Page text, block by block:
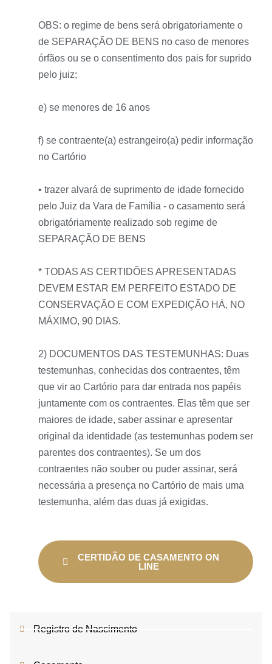
Registro de Nascimento
OBS: o regime de bens será obrigatoriamente o
de SEPARAÇÃO DE BENS no caso de menores
órfãos ou se o consentimento dos pais for suprido
pelo juiz;
e) se menores de 16 anos
f) se contraente(a) estrangeiro(a) pedir informação
no Cartório
• trazer alvará de suprimento de idade fornecido
pelo Juiz da Vara de Família - o casamento será
obrigatóriamente realizado sob regime de
SEPARAÇÃO DE BENS
* TODAS AS CERTIDÕES APRESENTADAS
DEVEM ESTAR EM PERFEITO ESTADO DE
CONSERVAÇÃO E COM EXPEDIÇÃO HÁ, NO
MÁXIMO, 90 DIAS.
2) DOCUMENTOS DAS TESTEMUNHAS: Duas
testemunhas, conhecidas dos contraentes, têm
que vir ao Cartório para dar entrada nos papéis
juntamente com os contraentes. Elas têm que ser
maiores de idade, saber assinar e apresentar
original da identidade (as testemunhas podem ser
parentes dos contraentes). Se um dos
contraentes não souber ou puder assinar, será
necessária a presença no Cartório de mais uma
testemunha, além das duas já exigidas.
CERTIDÃO DE CASAMENTO ON
LINE